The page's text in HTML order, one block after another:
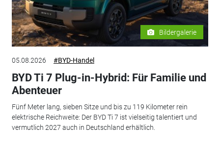
Bildergalerie
05.08.2026 #BYD-Handel
BYD Ti 7 Plug-in-Hybrid: Für Familie und
Abenteuer
Fünf Meter lang, sieben Sitze und bis zu 119 Kilometer rein
elektrische Reichweite: Der BYD Ti 7 ist vielseitig talentiert und
vermutlich 2027 auch in Deutschland erhältlich.